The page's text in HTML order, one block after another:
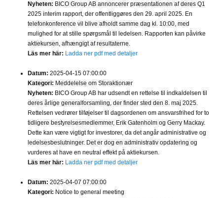
Nyheten: BICO Group AB annoncerer præsentationen af deres Q1
2025 interim rapport, der offentliggøres den 29. april 2025. En
telefonkonference vil blive afholdt samme dag kl. 10:00, med
mulighed for at stille spørgsmål til ledelsen. Rapporten kan påvirke
aktiekursen, afhængigt af resultaterne.
Läs mer här: Ladda ner pdf med detaljer
Datum: 2025-04-15 07:00:00
Kategori: Meddelelse om Storaktionær
Nyheten: BICO Group AB har udsendt en rettelse til indkaldelsen til
deres årlige generalforsamling, der finder sted den 8. maj 2025.
Rettelsen vedrører tilføjelser til dagsordenen om ansvarsfrihed for to
tidligere bestyrelsesmedlemmer, Erik Gatenholm og Gerry Mackay.
Dette kan være vigtigt for investorer, da det angår administrative og
ledelsesbeslutninger. Det er dog en administrativ opdatering og
vurderes at have en neutral effekt på aktiekursen.
Läs mer här: Ladda ner pdf med detaljer
Datum: 2025-04-07 07:00:00
Kategori: Notice to general meeting